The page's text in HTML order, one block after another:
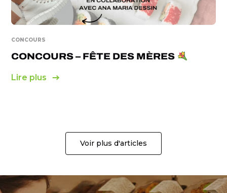
CONCOURS
CONCOURS – FÊTE DES MÈRES
Lire plus
Voir plus d'articles